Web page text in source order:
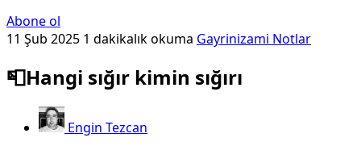
Abone ol
11 Şub 2025 1 dakikalık okuma Gayrinizami Notlar
📮Hangi sığır kimin sığırı
Engin Tezcan